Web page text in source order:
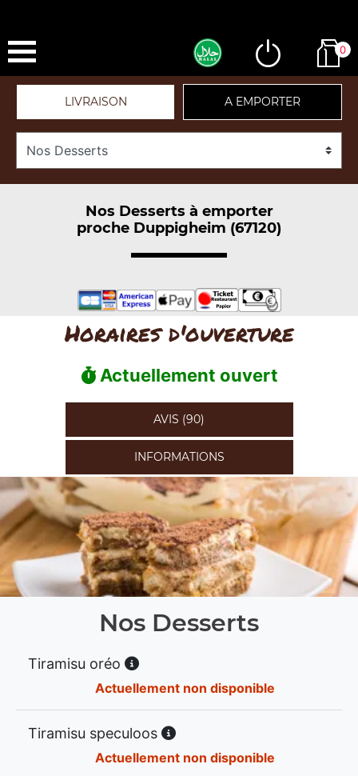
0
LIVRAISON A EMPORTER
Nos Desserts à emporter
proche Duppigheim (67120)
Horaires d'ouverture
Actuellement ouvert
AVIS (90)
INFORMATIONS
Nos Desserts
Tiramisu oréo
Actuellement non disponible
Tiramisu speculoos
Actuellement non disponible